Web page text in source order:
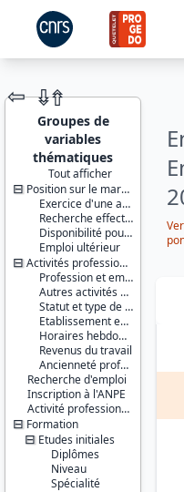
JEU DE
DONNÉES
⇦ ⇮⇮
Groupes de
variables
thématiques
Tout afficher
Position sur le marché du travail
Exercice d'une activité professionnelle effective
Recherche effective d'un travail
Disponibilité pour travailler
Emploi ultérieur
Activités professionnelles
Profession et employeur principaux
Autres activités professionnelles
Statut et type de contrat
Etablissement employeur
Horaires hebdomadaires
Revenus du travail
Ancienneté professionnelle
Recherche d'emploi
Inscription à l'ANPE
Activité professionnelle antérieure
Formation
Etudes initiales
Diplômes
Niveau
Spécialité
Identifiants :
lil-0146
doi:10.13144/lil-
0146
Thème :
Travail et
emploi
Série :
Enquête
Emploi /
Enquête
Emploi en
continu